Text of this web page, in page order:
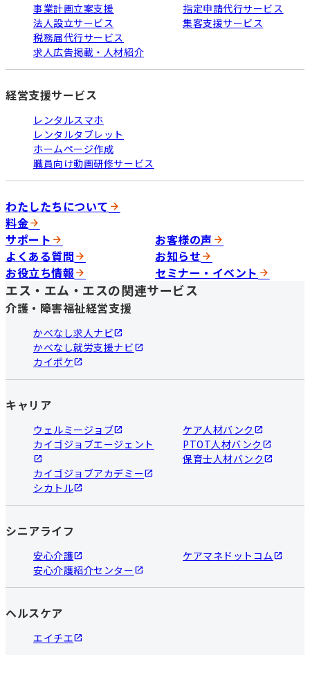
事業計画立案支援
法人設立サービス
税務届代行サービス
求人広告掲載・人材紹介
指定申請代行サービス
集客支援サービス
経営支援サービス
レンタルスマホ
レンタルタブレット
ホームページ作成
職員向け動画研修サービス
わたしたちについて
料金
サポート
お客様の声
よくある質問
お知らせ
お役立ち情報
セミナー・イベント
エス・エム・エスの関連サービス
介護・障害福祉経営支援
かべなし求人ナビ
かべなし就労支援ナビ
カイポケ
キャリア
ウェルミージョブ
カイゴジョブエージェント
カイゴジョブアカデミー
シカトル
ケア人材バンク
PTOT人材バンク
保育士人材バンク
シニアライフ
安心介護
安心介護紹介センター
ケアマネドットコム
ヘルスケア
エイチエ